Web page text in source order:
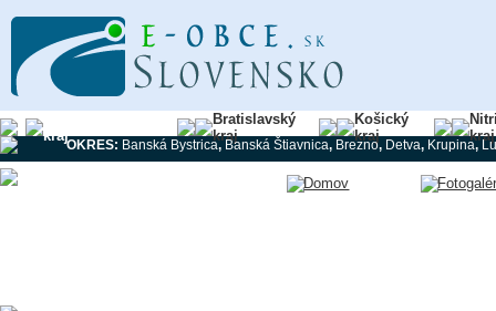
kraj
Bratislavský
kraj
Košický
kraj
kraj
OKRES: Banská Bystrica, Banská Štiavnica, Brezno, Detva, Krupina,